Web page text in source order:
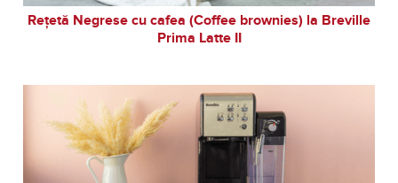
Rețetă Negrese cu cafea (Coffee brownies) la Breville
Prima Latte II